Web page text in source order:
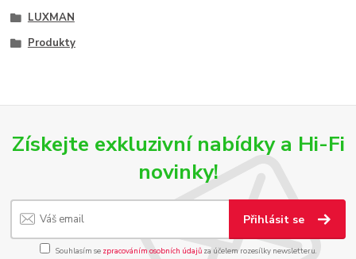
LUXMAN
Produkty
Získejte exkluzivní nabídky a Hi-Fi
novinky!
Přihlásit se
Souhlasím se zpracováním osobních údajůza účelem rozesílky newsletteru.